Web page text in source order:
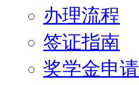
办理流程
签证指南
奖学金申请